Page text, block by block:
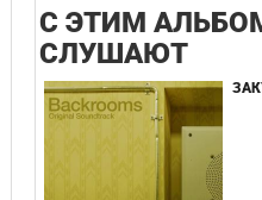
С ЭТИМ
СЛУШАЮТ